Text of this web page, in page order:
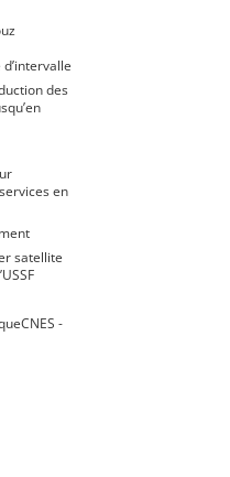
des
en
satellite
-